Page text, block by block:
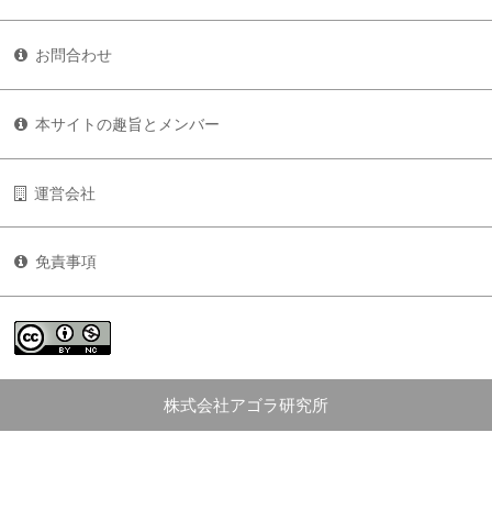
お問合わせ
本サイトの趣旨とメンバー
運営会社
免責事項
株式会社アゴラ研究所